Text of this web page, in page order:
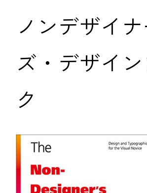
ノンデザイ
ズ・デザイン
ク